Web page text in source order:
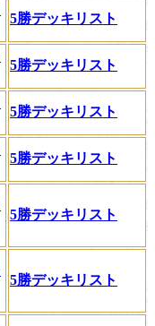
5勝デッキリスト
5勝デッキリスト
5勝デッキリスト
5勝デッキリスト
5勝デッキリスト
5勝デッキリスト